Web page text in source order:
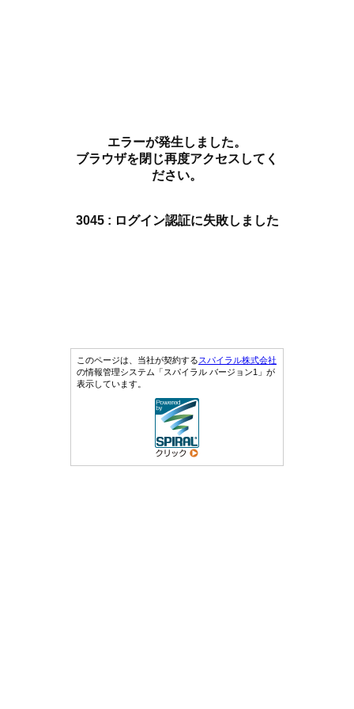
エラーが発生しました。
ブラウザを閉じ再度アクセスしてく
ださい。
3045 : ログイン認証に失敗しました
このページは、当社が契約するスパイラル株式会社
の情報管理システム「スパイラル バージョン1」が
表示しています。